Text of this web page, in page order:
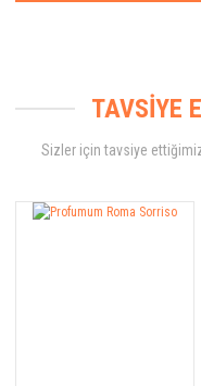
TAVSİYE
Sizler için tavsiye